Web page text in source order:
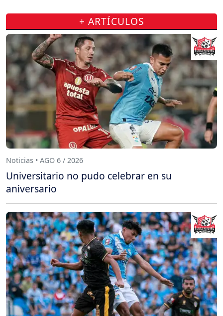
+ ARTÍCULOS
Noticias • AGO 6 / 2026
Universitario no pudo celebrar en su
aniversario